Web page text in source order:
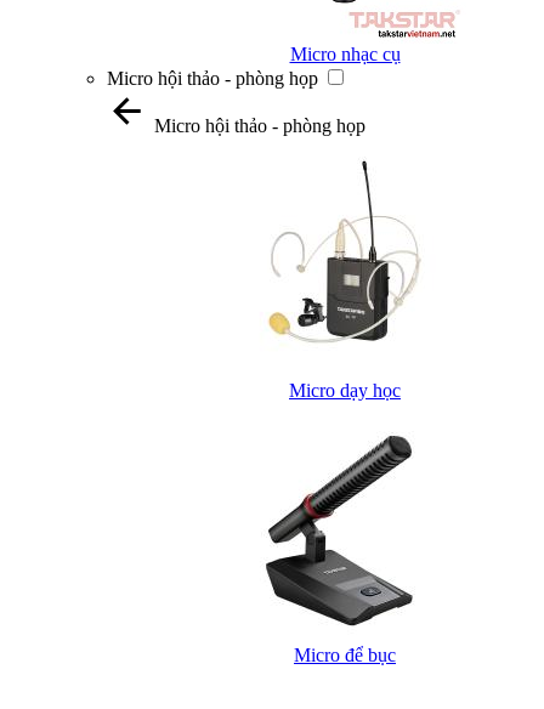
Micro nhạc cụ
Micro hội thảo - phòng họp
Micro hội thảo - phòng họp
Micro dạy học
Micro để bục